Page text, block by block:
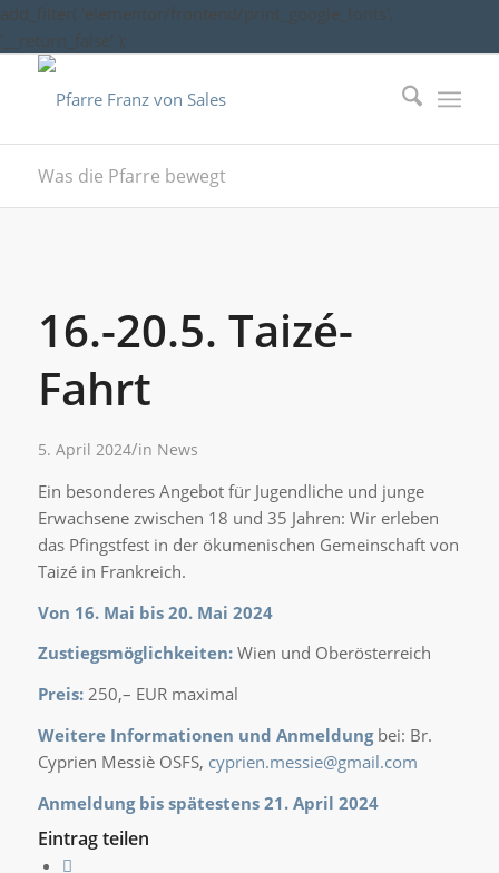
add_filter( 'elementor/frontend/print_google_fonts',
'__return_false' );
Was die Pfarre bewegt
16.-20.5. Taizé-
Fahrt
5. April 2024/in News
Ein besonderes Angebot für Jugendliche und junge
Erwachsene zwischen 18 und 35 Jahren: Wir erleben
das Pfingstfest in der ökumenischen Gemeinschaft von
Taizé in Frankreich.
Von 16. Mai bis 20. Mai 2024
Zustiegsmöglichkeiten:Wien und Oberösterreich
Preis:250,– EUR maximal
Weitere Informationen und Anmeldungbei: Br.
Cyprien Messiè OSFS, cyprien.messie@gmail.com
Anmeldung bis spätestens 21. April 2024
Eintrag teilen